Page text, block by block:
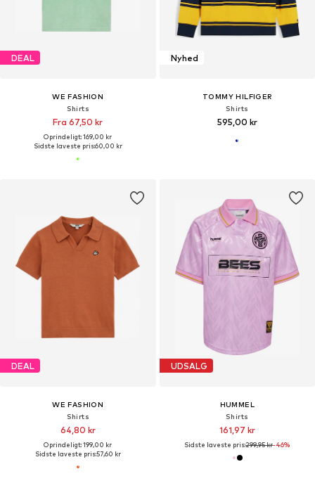
DEAL
WE FASHION
Shirts
Fra 67,50 kr
Oprindeligt: 169,00 kr
Sidste laveste pris:60,00 kr
Nyhed
TOMMY HILFIGER
Shirts
595,00 kr
DEAL
WE FASHION
Shirts
64,80 kr
Oprindeligt: 199,00 kr
Sidste laveste pris:57,60 kr
UDSALG
HUMMEL
Shirts
161,97 kr
Sidste laveste pris:299,95 kr-46%